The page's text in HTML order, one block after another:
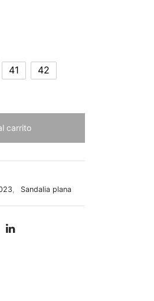
41 42
carrito
, Sandalia plana